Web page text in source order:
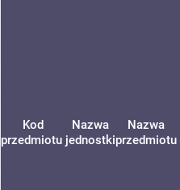
Kod
przedmiotu
Nazwa
jednostki
Nazwa
przedmiotu